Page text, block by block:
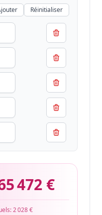
Réinitialiser
472 €
2 028 €